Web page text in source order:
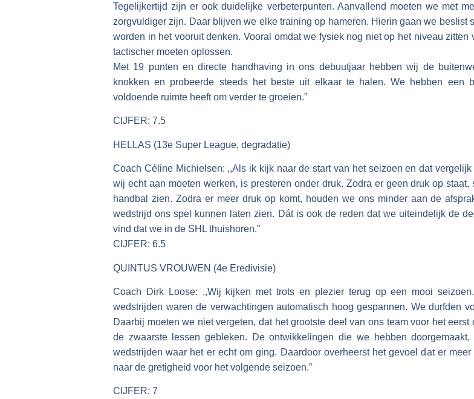
Tegelijkertijd zijn er ook duidelijke verbeterpunten. Aanvallend moeten we met
zorgvuldiger zijn. Daar blijven we elke training op hameren. Hierin gaan we beslist
worden in het vooruit denken. Vooral omdat we fysiek nog niet op het niveau
tactischer moeten oplossen.
Met 19 punten en directe handhaving in ons debuutjaar hebben wij de
knokken en probeerde steeds het beste uit elkaar te halen. We hebben een
voldoende ruimte heeft om verder te groeien.”
CIJFER: 7.5
HELLAS (13e Super League, degradatie)
Coach Céline Michielsen: ,,Als ik kijk naar de start van het seizoen en dat
wij echt aan moeten werken, is presteren onder druk. Zodra er geen druk op
handbal zien. Zodra er meer druk op komt, houden we ons minder aan de
wedstrijd ons spel kunnen laten zien. Dát is ook de reden dat we uiteindelijk de
vind dat we in de SHL thuishoren.”
CIJFER: 6.5
QUINTUS VROUWEN (4e Eredivisie)
Coach Dirk Loose: ,,Wij kijken met trots en plezier terug op een mooi
wedstrijden waren de verwachtingen automatisch hoog gespannen. We durfden
Daarbij moeten we niet vergeten, dat het grootste deel van ons team voor het
de zwaarste lessen gebleken. De ontwikkelingen die we hebben
wedstrijden waar het er echt om ging. Daardoor overheerst het gevoel dat er
naar de gretigheid voor het volgende seizoen.”
CIJFER: 7